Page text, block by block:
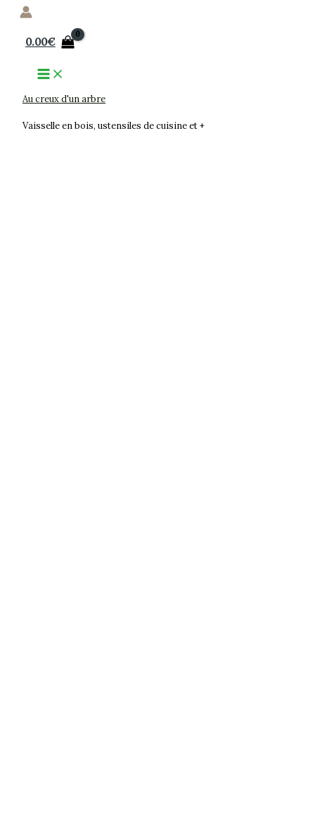
Aller
contenu
0.00€
Au creux d'un arbre
Vaisselle en bois, ustensiles de cuisine et +